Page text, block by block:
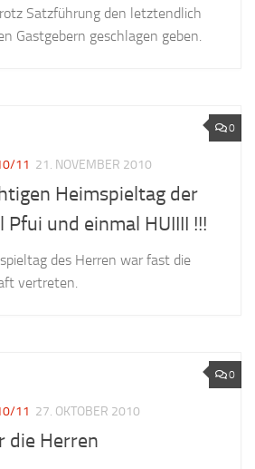
Satzführung den letztendlich
Gastgebern geschlagen geben.
0
11 21. NOVEMBER 2010
Heimspieltag der
und einmal HUIIII !!!
des Herren war fast die
vertreten.
0
11 27. OKTOBER 2010
die Herren